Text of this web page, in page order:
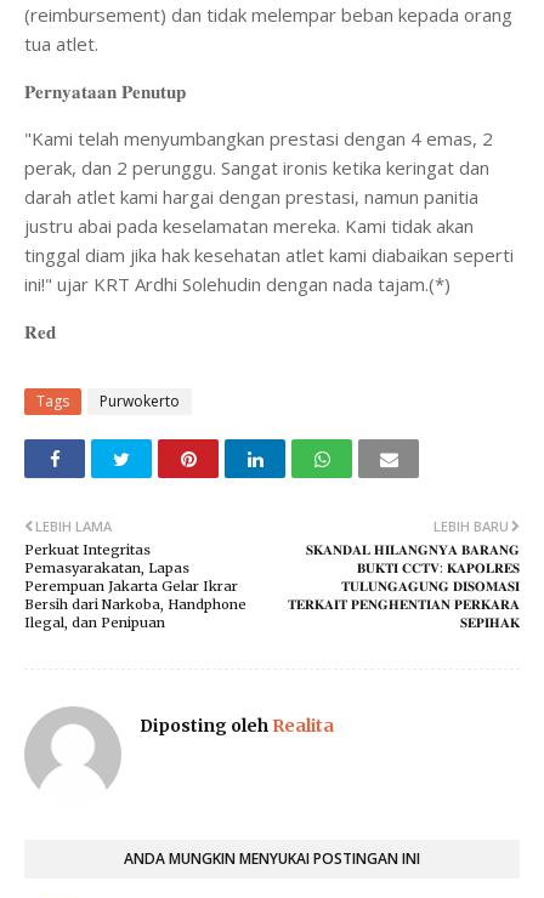
(reimbursement) dan tidak melempar beban kepada orang
tua atlet.
𝐏𝐞𝐫𝐧𝐲𝐚𝐭𝐚𝐚𝐧 𝐏𝐞𝐧𝐮𝐭𝐮𝐩
​"Kami telah menyumbangkan prestasi dengan 4 emas, 2
perak, dan 2 perunggu. Sangat ironis ketika keringat dan
darah atlet kami hargai dengan prestasi, namun panitia
justru abai pada keselamatan mereka. Kami tidak akan
tinggal diam jika hak kesehatan atlet kami diabaikan seperti
ini!" ujar KRT Ardhi Solehudin dengan nada tajam.(*)
𝐑𝐞𝐝
Tags Purwokerto
LEBIH BARU
𝐒𝐊𝐀𝐍𝐃𝐀𝐋 𝐇𝐈𝐋𝐀𝐍𝐆𝐍𝐘𝐀 𝐁𝐀𝐑𝐀𝐍𝐆
𝐁𝐔𝐊𝐓𝐈 𝐂𝐂𝐓𝐕: 𝐊𝐀𝐏𝐎𝐋𝐑𝐄𝐒
𝐓𝐔𝐋𝐔𝐍𝐆𝐀𝐆𝐔𝐍𝐆 𝐃𝐈𝐒𝐎𝐌𝐀𝐒𝐈
𝐓𝐄𝐑𝐊𝐀𝐈𝐓 𝐏𝐄𝐍𝐆𝐇𝐄𝐍𝐓𝐈𝐀𝐍 𝐏𝐄𝐑𝐊𝐀𝐑𝐀
𝐒𝐄𝐏𝐈𝐇𝐀𝐊
LEBIH LAMA
Perkuat Integritas
Pemasyarakatan, Lapas
Perempuan Jakarta Gelar Ikrar
Bersih dari Narkoba, Handphone
Ilegal, dan Penipuan
Diposting oleh Realita
ANDA MUNGKIN MENYUKAI POSTINGAN INI